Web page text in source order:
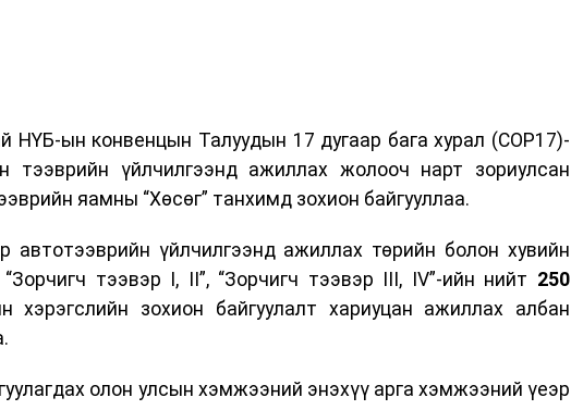
НҮБ-ын конвенцын Талуудын 17 дугаар бага хурал (COP17)-
тээврийн үйлчилгээнд ажиллах жолооч нарт зориулсан
яамны “Хөсөг” танхимд зохион байгууллаа.
автотээврийн үйлчилгээнд ажиллах төрийн болон хувийн
тээвэр I, II”, “Зорчигч тээвэр III, IV”-ийн нийт 250
хэрэгслийн зохион байгуулалт хариуцан ажиллах албан
олон улсын хэмжээний энэхүү арга хэмжээний үеэр